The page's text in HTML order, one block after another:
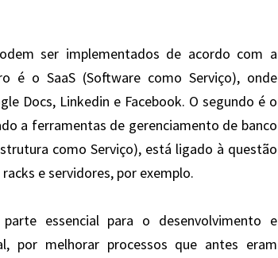
ser implementados de acordo com a
é o SaaS (Software como Serviço), onde
Docs, Linkedin e Facebook. O segundo é o
a ferramentas de gerenciamento de banco
como Serviço), está ligado à questão
e servidores, por exemplo.
essencial para o desenvolvimento e
por melhorar processos que antes eram